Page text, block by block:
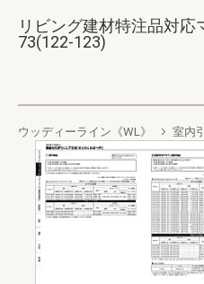
リビング建材特注品対応
73(122-123)
ウッディーライン《WL》 室内